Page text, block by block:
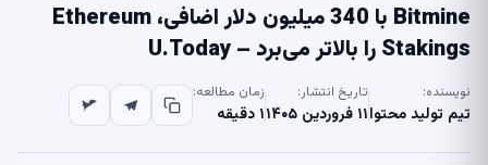
Bitmine با 340 میلیون دلار اضافی، Ethereum
Stakings را بالاتر می‌برد – U.Today
نویسنده:
تیم تولید محتوا
تاریخ انتشار:
۱۱ فروردین ۱۴۰۵
زمان مطالعه:
۱ دقیقه